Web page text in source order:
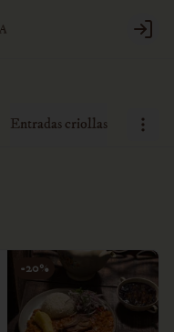
Login
Entradas criollas Sopas
-20%